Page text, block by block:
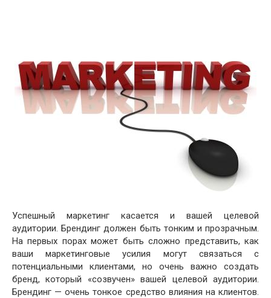
Успешный маркетинг касается и вашей целевой
аудитории. Брендинг должен быть тонким и прозрачным.
На первых порах может быть сложно представить, как
ваши маркетинговые усилия могут связаться с
потенциальными клиентами, но очень важно создать
бренд, который «созвучен» вашей целевой аудитории.
Брендинг — очень тонкое средство влияния на клиентов.